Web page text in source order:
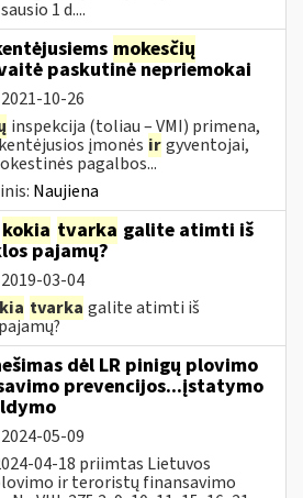
1 d....
mokesčių
paskutinė nepriemokai
2021-10-26
inspekcija (toliau – VMI) primena,
įmonės irgyventojai,
pagalbos...
Naujiena
kokia tvarka galite atimti iš
pajamų?
2019-03-04
tvarka galite atimti iš
dėl LR pinigų plovimo
prevencijos...įstatymo
2024-05-09
04-18 priimtas Lietuvos
ir teroristų finansavimo